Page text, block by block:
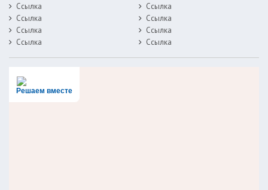
Ссылка
Ссылка
Ссылка
Ссылка
Ссылка
Ссылка
Ссылка
Ссылка
Решаем вместе